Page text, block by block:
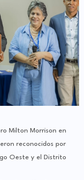
Milton Morrison en
reconocidos por
Oeste y el Distrito